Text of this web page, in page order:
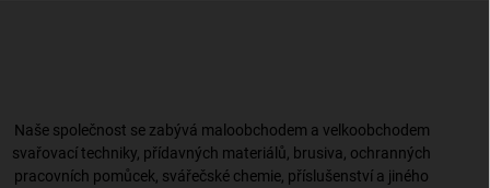
Naše společnost se zabývá maloobchodem a velkoobchodem
svařovací techniky, přídavných materiálů, brusiva, ochranných
pracovních pomůcek, svářečské chemie, příslušenství a jiného